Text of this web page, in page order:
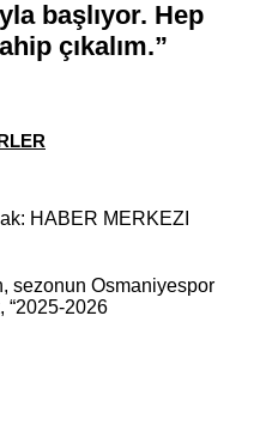
başlıyor. Hep
çıkalım.”
HABER MERKEZI